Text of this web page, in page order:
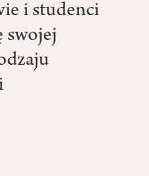
i studenci
swojej